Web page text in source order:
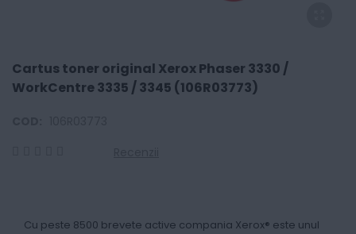
Cartus toner original Xerox Phaser 3330 /
WorkCentre 3335 / 3345 (106R03773)
Cu peste 8500 brevete active compania Xerox® este unul